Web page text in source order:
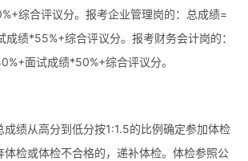
综合评议分。报考企业管理岗的：总成绩=
绩*55%+综合评议分。报考财务会计岗的：
面试成绩*50%+综合评议分。
成绩从高分到低分按1:1.5的比例确定参加体检
体检或体检不合格的，递补体检。体检参照公